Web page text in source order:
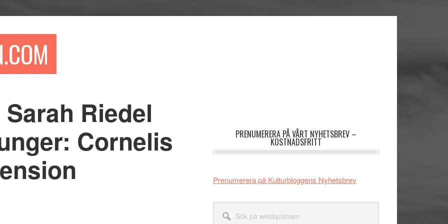
Riedel
Cornelis
PRENUMERERA PÅ VÅRT NYHETSBREV –
KOSTNADSFRITT
Prenumerera på Kulturbloggens Nyhetsbrev